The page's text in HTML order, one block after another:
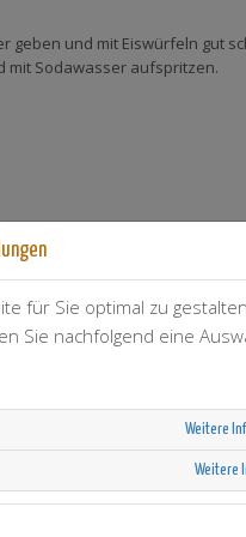
geben und mit Eiswürfeln gut
mit Sodawasser aufspritzen.
für Sie optimal zu
Sie nachfolgend eine
Weitere
Weitere